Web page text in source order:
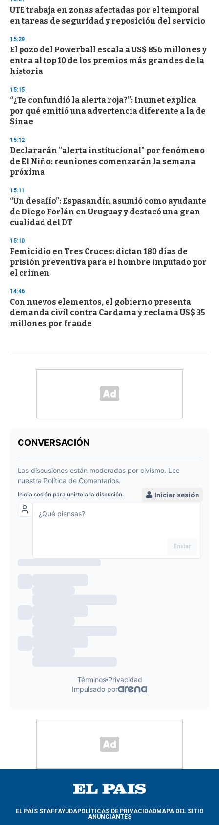
e
c
o
d
s
UTE trabaja en zonas afectadas por el temporal
en tareas de seguridad y reposición del servicio
15:29
El pozo del Powerball escala a US$ 856 millones y
entra al top 10 de los premios más grandes de la
historia
15:15
“¿Te confundió la alerta roja?”: Inumet explica
por qué emitió una advertencia diferente a la de
Sinae
15:12
Declararán "alerta institucional" por fenómeno
de El Niño: reuniones comenzarán la semana
próxima
15:11
“Un desafío”: Espasandín asumió como ayudante
de Diego Forlán en Uruguay y destacó una gran
cualidad del DT
15:10
Femicidio en Tres Cruces: dictan 180 días de
prisión preventiva para el hombre imputado por
el crimen
14:46
Con nuevos elementos, el gobierno presenta
demanda civil contra Cardama y reclama US$ 35
millones por fraude
EL PAÍS STAFFAYUDAPOLÍTICAS DE PRIVACIDADMAPA DEL SITIO
ANUNCIANTES